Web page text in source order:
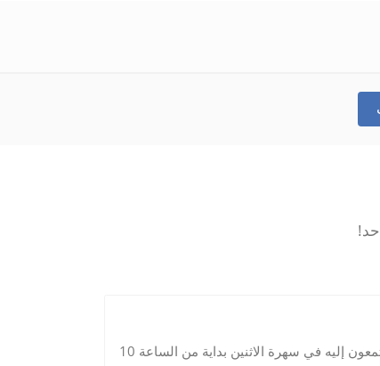
مرحبا بكم في صفحتنا الرسمية لبرنامج "كلام الليل" اللذي تستمعون إليه في سهرة الاثنين بداية من الساعة 10